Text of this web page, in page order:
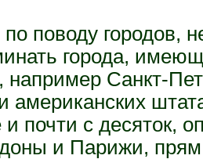
по поводу городов,
города,
например Санкт-
американских
и почти с десяток,
и Парижи,